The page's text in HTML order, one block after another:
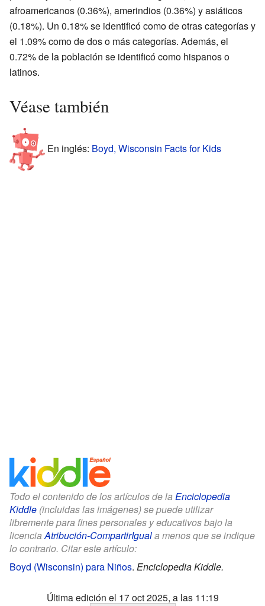
afroamericanos (0.36%), amerindios (0.36%) y asiáticos
(0.18%). Un 0.18% se identificó como de otras categorías y
el 1.09% como de dos o más categorías. Además, el
0.72% de la población se identificó como hispanos o
latinos.
Véase también
En inglés: Boyd, Wisconsin Facts for Kids
Todo el contenido de los artículos de la Enciclopedia
Kiddle (incluidas las imágenes) se puede utilizar
libremente para fines personales y educativos bajo la
licenciaAtribución-CompartirIguala menos que se indique
lo contrario. Citar este artículo:
Boyd (Wisconsin) para Niños. Enciclopedia Kiddle.
Última edición el 17 oct 2025, a las 11:19